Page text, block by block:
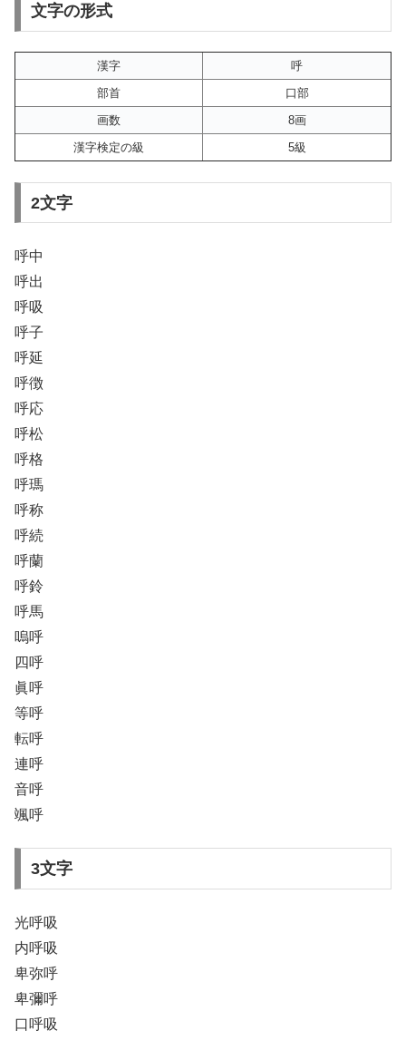
文字の形式
漢字
呼
部首
口部
画数
8画
漢字検定の級
5級
2文字
呼中
呼出
呼吸
呼子
呼延
呼徴
呼応
呼松
呼格
呼瑪
呼称
呼続
呼蘭
呼鈴
呼馬
嗚呼
四呼
眞呼
等呼
転呼
連呼
音呼
颯呼
3文字
光呼吸
内呼吸
卑弥呼
卑彌呼
口呼吸